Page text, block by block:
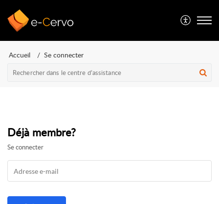
Accueil Se connecter
Déjà membre?
Se connecter